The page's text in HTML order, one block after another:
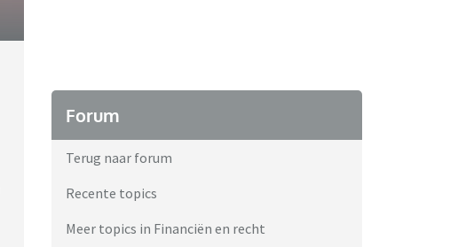
Forum
Terug naar forum
Recente topics
Meer topics in Financiën en recht